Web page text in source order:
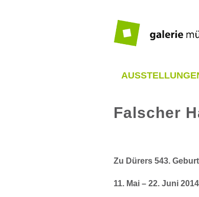
Falscher
grösseres
Zu Dürers 543.
11. Mai – 22. Juni 2014